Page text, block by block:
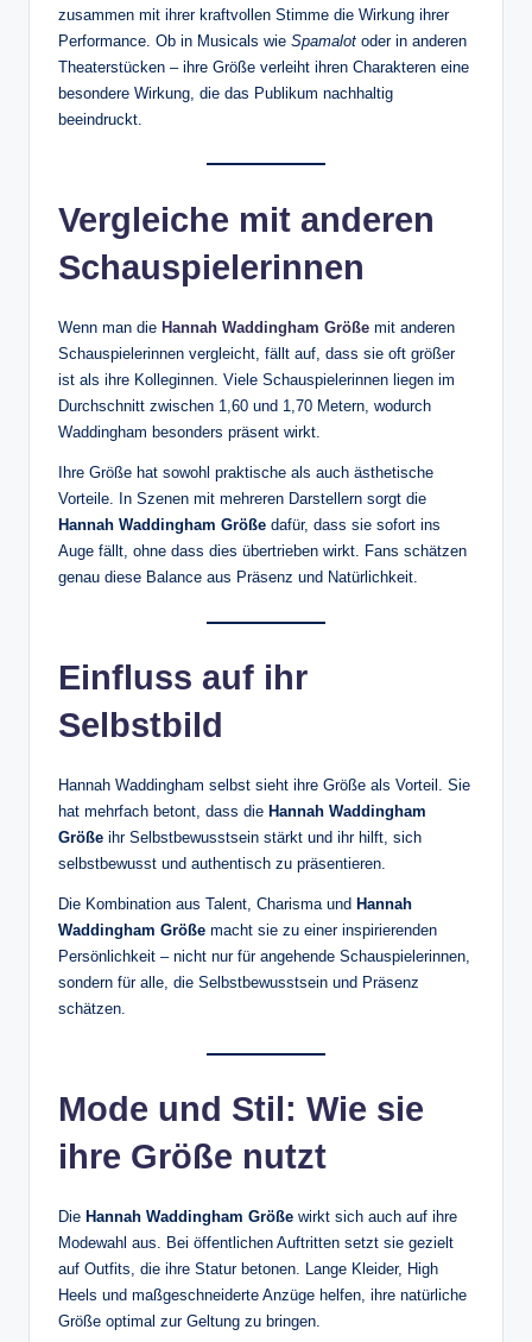
zusammen mit ihrer kraftvollen Stimme die Wirkung ihrer
Performance. Ob in Musicals wie Spamalot oder in anderen
Theaterstücken – ihre Größe verleiht ihren Charakteren eine
besondere Wirkung, die das Publikum nachhaltig
beeindruckt.
Vergleiche mit anderen
Schauspielerinnen
Wenn man die Hannah Waddingham Größe mit anderen
Schauspielerinnen vergleicht, fällt auf, dass sie oft größer
ist als ihre Kolleginnen. Viele Schauspielerinnen liegen im
Durchschnitt zwischen 1,60 und 1,70 Metern, wodurch
Waddingham besonders präsent wirkt.
Ihre Größe hat sowohl praktische als auch ästhetische
Vorteile. In Szenen mit mehreren Darstellern sorgt die
Hannah Waddingham Größe dafür, dass sie sofort ins
Auge fällt, ohne dass dies übertrieben wirkt. Fans schätzen
genau diese Balance aus Präsenz und Natürlichkeit.
Einfluss auf ihr
Selbstbild
Hannah Waddingham selbst sieht ihre Größe als Vorteil. Sie
hat mehrfach betont, dass die Hannah Waddingham
Größe ihr Selbstbewusstsein stärkt und ihr hilft, sich
selbstbewusst und authentisch zu präsentieren.
Die Kombination aus Talent, Charisma und Hannah
Waddingham Größe macht sie zu einer inspirierenden
Persönlichkeit – nicht nur für angehende Schauspielerinnen,
sondern für alle, die Selbstbewusstsein und Präsenz
schätzen.
Mode und Stil: Wie sie
ihre Größe nutzt
Die Hannah Waddingham Größe wirkt sich auch auf ihre
Modewahl aus. Bei öffentlichen Auftritten setzt sie gezielt
auf Outfits, die ihre Statur betonen. Lange Kleider, High
Heels und maßgeschneiderte Anzüge helfen, ihre natürliche
Größe optimal zur Geltung zu bringen.